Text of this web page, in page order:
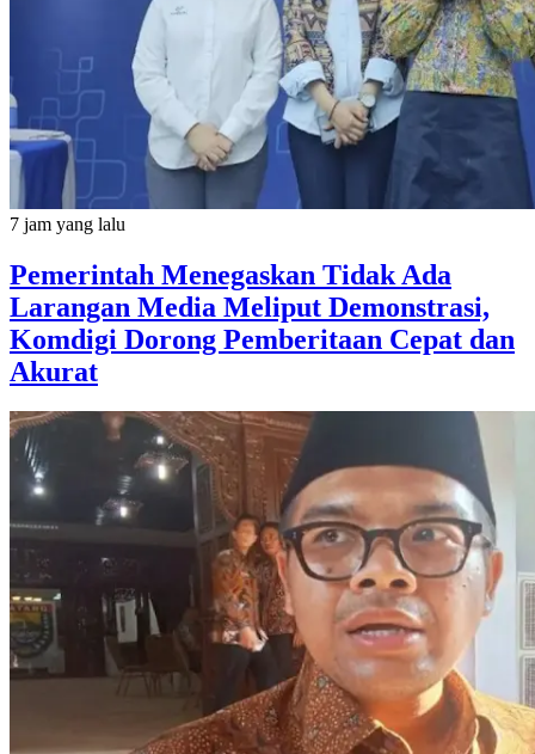
7 jam yang lalu
Pemerintah Menegaskan Tidak Ada
Larangan Media Meliput Demonstrasi,
Komdigi Dorong Pemberitaan Cepat dan
Akurat